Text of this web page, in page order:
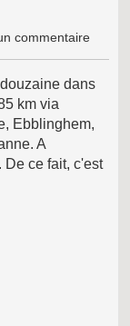
commentaire
dans
km via
Ebblinghem,
A
De ce fait, c'est